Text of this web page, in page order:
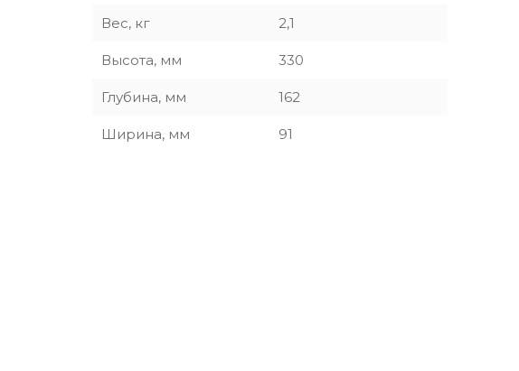
Вес, кг 2,1
Высота, мм 330
Глубина, мм 162
Ширина, мм 91